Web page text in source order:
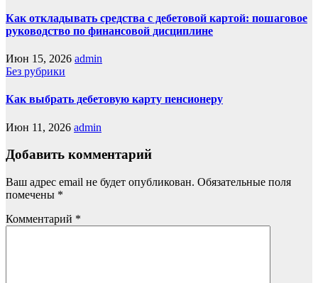
Как откладывать средства с дебетовой картой: пошаговое
руководство по финансовой дисциплине
Июн 15, 2026 admin
Без рубрики
Как выбрать дебетовую карту пенсионеру
Июн 11, 2026 admin
Добавить комментарий
Ваш адрес email не будет опубликован. Обязательные поля
помечены *
Комментарий *